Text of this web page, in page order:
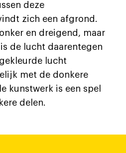
deze
zich een afgrond.
en dreigend, maar
de lucht daarentegen
lucht
met de donkere
kunstwerk is een spel
delen.